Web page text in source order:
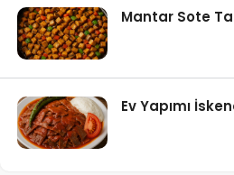
Mantar Sote
Ev Yapımı